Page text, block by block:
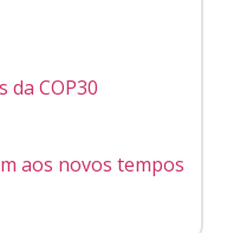
da COP30
aos novos tempos